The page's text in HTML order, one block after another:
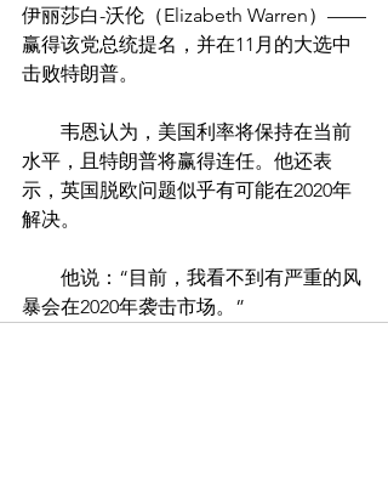
伊丽莎白-沃伦（Elizabeth Warren）——
赢得该党总统提名，并在11月的大选中
击败特朗普。
韦恩认为，美国利率将保持在当前
水平，且特朗普将赢得连任。他还表
示，英国脱欧问题似乎有可能在2020年
解决。
他说：“目前，我看不到有严重的风
暴会在2020年袭击市场。”